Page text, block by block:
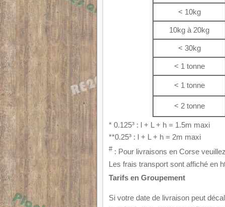
< 10kg
10kg à 20kg
< 30kg
< 1 tonne
< 1 tonne
< 2 tonne
* 0.125³ : l + L + h = 1.5m maxi
**0.25³ : l + L + h = 2m maxi
# : Pour livraisons en Corse
Les frais transport sont affiché en
Tarifs en Groupement
Si votre date de livraison peut